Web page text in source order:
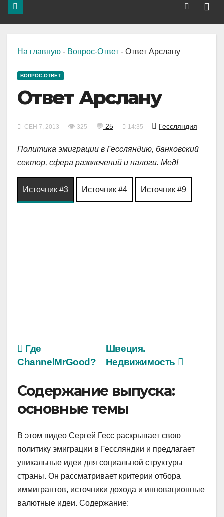
На главную - Вопрос-Ответ - Ответ Арслану
ВОПРОС-ОТВЕТ
Ответ Арслану
СЕН 7, 2013 👁 325 💬 25 14:35 Гессляндия
Политика эмиграции в Гессляндию, банковский
сектор, сфера развлечений и налоги. Мед!
Источник #3 Источник #4 Источник #9
Швеция.
Недвижимость
Где
ChannelMrGood?
Содержание выпуска:
основные темы
В этом видео Сергей Гесс раскрывает свою
политику эмиграции в Гессляндии и предлагает
уникальные идеи для социальной структуры
страны. Он рассматривает критерии отбора
иммигрантов, источники дохода и инновационные
валютные идеи. Содержание: